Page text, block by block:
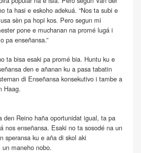
ta hasi e eskoho adekuá. “Nos ta subi e
sèn pa hopi kos. Pero segun mi
pone e muchanan na promé lugá i
pa enseñansa.”
ta bisa esaki pa promé bia. Huntu ku e
den e añanan ku a pasa tabatin
di Enseñansa konsekutivo i tambe a
Haag.
den Reino haña oportunidat igual, ta pa
nos enseñansa. Esaki no ta sosodé na un
speransa ku e aña di skol aki
maneho nobo.